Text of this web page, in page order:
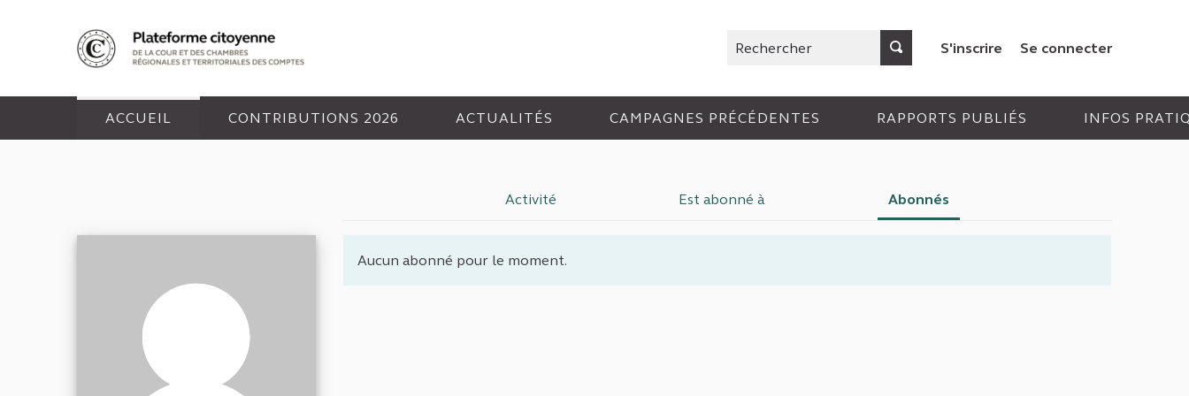
Rechercher S'inscrire Se connecter
ACCUEIL CONTRIBUTIONS 2026 ACTUALITÉS CAMPAGNES PRÉCÉDENTES RAPPORTS PUBLIÉS INFOS
Activité Est abonné à Abonnés
Aucun abonné pour le moment.